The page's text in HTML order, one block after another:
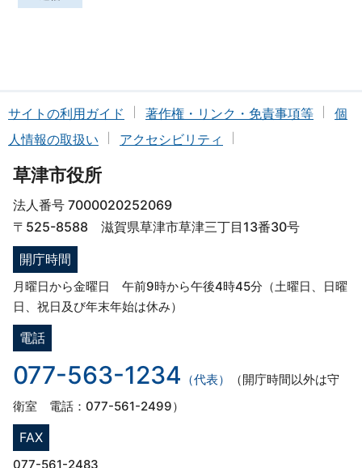
サイトの利用ガイド 著作権・リンク・免責事項等
個
人情報の取扱い
アクセシビリティ
草津市役所
法人番号 7000020252069
〒525-8588 滋賀県草津市草津三丁目13番30号
開庁時間
月曜日から金曜日 午前9時から午後4時45分（土曜日、日曜
日、祝日及び年末年始は休み）
電話
077-563-1234 （代表）
（開庁時間以外は守
衛室 電話：077-561-2499）
FAX
077-561-2483